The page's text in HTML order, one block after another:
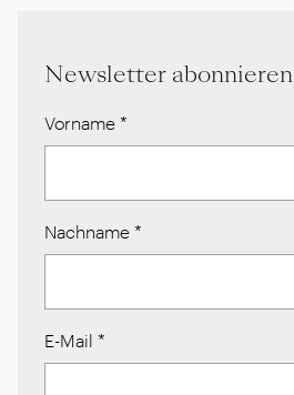
Newsletter abonnieren
Vorname *
Nachname *
E-Mail *